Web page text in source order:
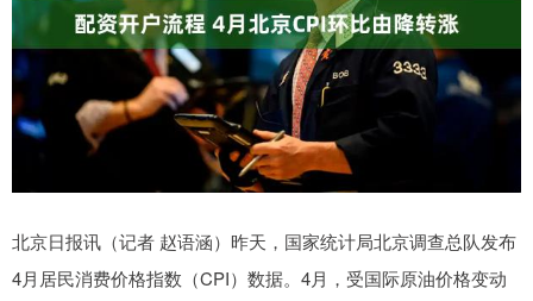
北京日报讯（记者 赵语涵）昨天，国家统计局北京调查总队发布
4月居民消费价格指数（CPI）数据。4月，受国际原油价格变动